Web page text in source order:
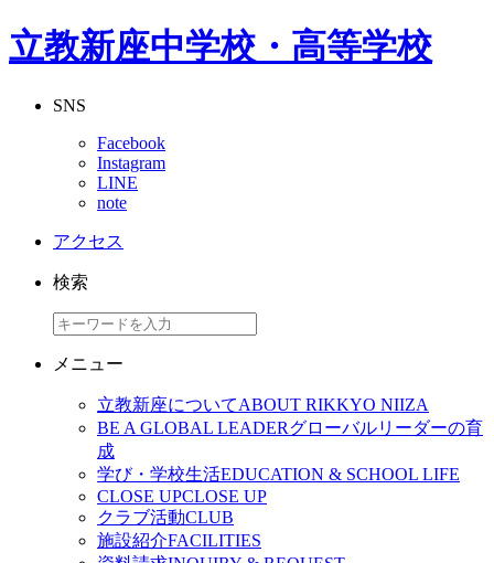
立教新座中学校・高等学校
SNS
Facebook
Instagram
LINE
note
アクセス
検索
メニュー
立教新座についてABOUT RIKKYO NIIZA
BE A GLOBAL LEADERグローバルリーダーの育
成
学び・学校生活EDUCATION & SCHOOL LIFE
CLOSE UPCLOSE UP
クラブ活動CLUB
施設紹介FACILITIES